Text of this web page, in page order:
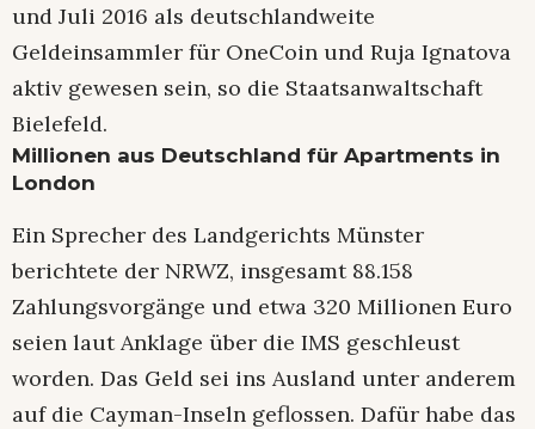
und Juli 2016 als deutschlandweite
Geldeinsammler für OneCoin und Ruja Ignatova
aktiv gewesen sein, so die Staatsanwaltschaft
Bielefeld.
Millionen aus Deutschland für Apartments in
London
Ein Sprecher des Landgerichts Münster
berichtete der NRWZ, insgesamt 88.158
Zahlungsvorgänge und etwa 320 Millionen Euro
seien laut Anklage über die IMS geschleust
worden. Das Geld sei ins Ausland unter anderem
auf die Cayman-Inseln geflossen. Dafür habe das